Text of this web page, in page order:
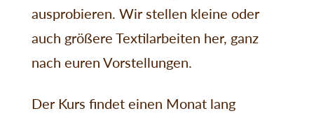
ausprobieren. Wir stellen kleine oder
auch größere Textilarbeiten her, ganz
nach euren Vorstellungen.
Der Kurs findet einen Monat lang